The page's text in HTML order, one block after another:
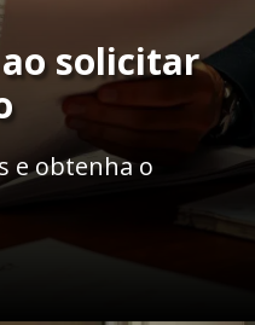
solicitar
e obtenha o